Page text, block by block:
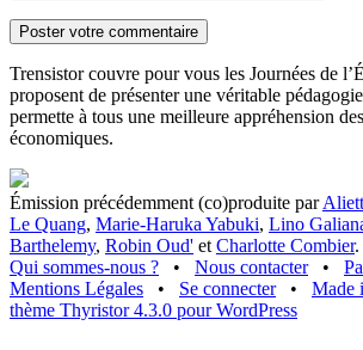
Trensistor couvre pour vous les Journées de
proposent de présenter une véritable
permette à tous une meilleure appréhension
économiques.
Émission précédemment (co)produite par
Le Quang, Marie-Haruka Yabuki, Lino
Barthelemy, Robin Oud' et Charlotte Combier.
Qui sommes-nous ?
• Nous contacter •
Mentions Légales
• Se connecter • Made
thème Thyristor 4.3.0 pour WordPress